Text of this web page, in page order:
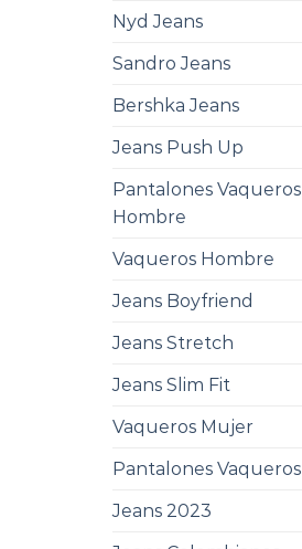
Nyd Jeans
Sandro Jeans
Bershka Jeans
Jeans Push Up
Pantalones Vaqueros
Hombre
Vaqueros Hombre
Jeans Boyfriend
Jeans Stretch
Jeans Slim Fit
Vaqueros Mujer
Pantalones Vaqueros
Jeans 2023